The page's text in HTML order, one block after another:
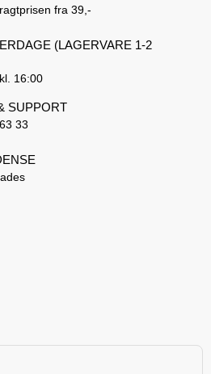
fra 39,-
(LAGERVARE 1-2
16:00
SUPPORT
33